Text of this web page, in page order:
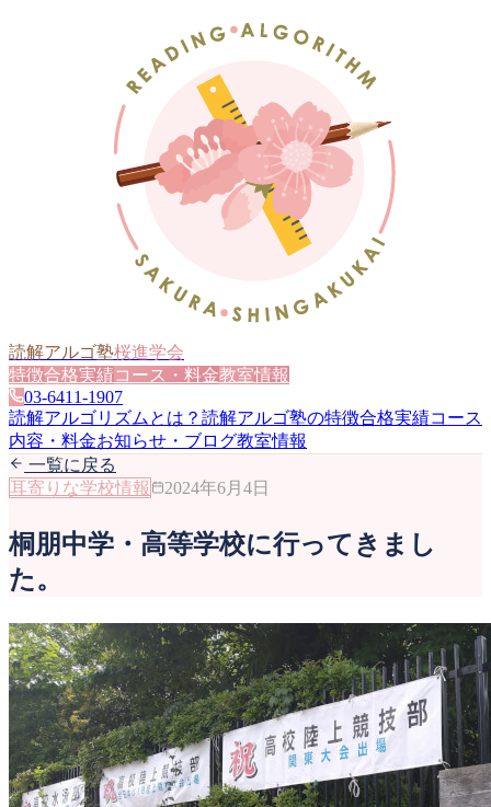
読解アルゴ塾桜進学会
特徴合格実績コース・料金教室情報
03-6411-1907
読解アルゴリズムとは？ 読解アルゴ塾の特徴合格実績コース
内容・料金お知らせ・ブログ教室情報
一覧に戻る
耳寄りな学校情報
2024年6月4日
桐朋中学・高等学校に行ってきまし
た。